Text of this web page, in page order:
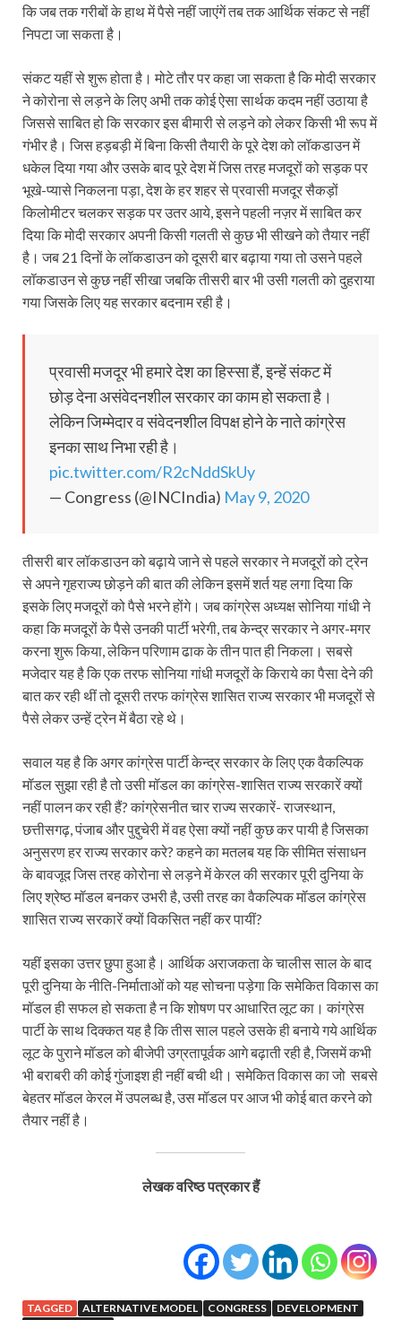
कि जब तक गरीबों के हाथ में पैसे नहीं जाएंगें तब तक आर्थिक संकट से नहीं
निपटा जा सकता है।
संकट यहीं से शुरू होता है। मोटे तौर पर कहा जा सकता है कि मोदी सरकार
ने कोरोना से लड़ने के लिए अभी तक कोई ऐसा सार्थक कदम नहीं उठाया है
जिससे साबित हो कि सरकार इस बीमारी से लड़ने को लेकर किसी भी रूप में
गंभीर है। जिस हड़बड़ी में बिना किसी तैयारी के पूरे देश को लॉकडाउन में
धकेल दिया गया और उसके बाद पूरे देश में जिस तरह मजदूरों को सड़क पर
भूखे-प्यासे निकलना पड़ा, देश के हर शहर से प्रवासी मजदूर सैकड़ों
किलोमीटर चलकर सड़क पर उतर आये, इसने पहली नज़र में साबित कर
दिया कि मोदी सरकार अपनी किसी गलती से कुछ भी सीखने को तैयार नहीं
है। जब 21 दिनों के लॉकडाउन को दूसरी बार बढ़ाया गया तो उसने पहले
लॉकडाउन से कुछ नहीं सीखा जबकि तीसरी बार भी उसी गलती को दुहराया
गया जिसके लिए यह सरकार बदनाम रही है।
प्रवासी मजदूर भी हमारे देश का हिस्सा हैं, इन्हें संकट में
छोड़ देना असंवेदनशील सरकार का काम हो सकता है।
लेकिन जिम्मेदार व संवेदनशील विपक्ष होने के नाते कांग्रेस
इनका साथ निभा रही है।
pic.twitter.com/R2cNddSkUy
— Congress (@INCIndia) May 9, 2020
तीसरी बार लॉकडाउन को बढ़ाये जाने से पहले सरकार ने मजदूरों को ट्रेन
से अपने गृहराज्य छोड़ने की बात की लेकिन इसमें शर्त यह लगा दिया कि
इसके लिए मजदूरों को पैसे भरने होंगे। जब कांग्रेस अध्यक्ष सोनिया गांधी ने
कहा कि मजदूरों के पैसे उनकी पार्टी भरेगी, तब केन्द्र सरकार ने अगर-मगर
करना शुरू किया, लेकिन परिणाम ढाक के तीन पात ही निकला। सबसे
मजेदार यह है कि एक तरफ सोनिया गांधी मजदूरों के किराये का पैसा देने की
बात कर रही थीं तो दूसरी तरफ कांग्रेस शासित राज्य सरकार भी मजदूरों से
पैसे लेकर उन्हें ट्रेन में बैठा रहे थे।
सवाल यह है कि अगर कांग्रेस पार्टी केन्द्र सरकार के लिए एक वैकल्पिक
मॉडल सुझा रही है तो उसी मॉडल का कांग्रेस-शासित राज्य सरकारें क्यों
नहीं पालन कर रही हैं? कांग्रेसनीत चार राज्य सरकारें- राजस्थान,
छत्तीसगढ़, पंजाब और पुद्दुचेरी में वह ऐसा क्यों नहीं कुछ कर पायी है जिसका
अनुसरण हर राज्य सरकार करे? कहने का मतलब यह कि सीमित संसाधन
के बावजूद जिस तरह कोरोना से लड़ने में केरल की सरकार पूरी दुनिया के
लिए श्रेष्ठ मॉडल बनकर उभरी है, उसी तरह का वैकल्पिक मॉडल कांग्रेस
शासित राज्य सरकारें क्यों विकसित नहीं कर पायीं?
यहीं इसका उत्तर छुपा हुआ है। आर्थिक अराजकता के चालीस साल के बाद
पूरी दुनिया के नीति-निर्माताओं को यह सोचना पड़ेगा कि समेकित विकास का
मॉडल ही सफल हो सकता है न कि शोषण पर आधारित लूट का। कांग्रेस
पार्टी के साथ दिक्कत यह है कि तीस साल पहले उसके ही बनाये गये आर्थिक
लूट के पुराने मॉडल को बीजेपी उग्रतापूर्वक आगे बढ़ाती रही है, जिसमें कभी
भी बराबरी की कोई गुंजाइश ही नहीं बची थी। समेकित विकास का जो सबसे
बेहतर मॉडल केरल में उपलब्ध है, उस मॉडल पर आज भी कोई बात करने को
तैयार नहीं है।
लेखक वरिष्ठ पत्रकार हैं
TAGGED ALTERNATIVE MODEL CONGRESS
DEVELOPMENT